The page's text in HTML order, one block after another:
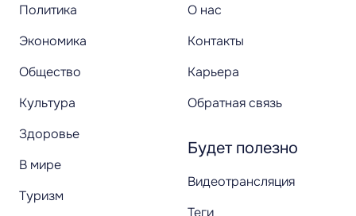
Политика
Экономика
Общество
Культура
Здоровье
В мире
Туризм
О нас
Контакты
Карьера
Обратная связь
Будет полезно
Видеотрансляция
Теги